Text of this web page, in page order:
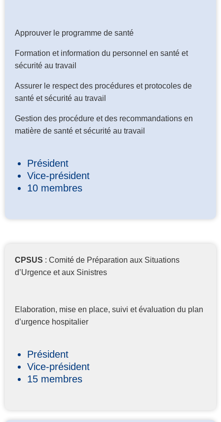
Approuver le programme de santé
Formation et information du personnel en santé et
sécurité au travail
Assurer le respect des procédures et protocoles de
santé et sécurité au travail
Gestion des procédure et des recommandations en
matière de santé et sécurité au travail
Président
Vice-président
10 membres
CPSUS : Comité de Préparation aux Situations
d’Urgence et aux Sinistres
Elaboration, mise en place, suivi et évaluation du plan
d’urgence hospitalier
Président
Vice-président
15 membres